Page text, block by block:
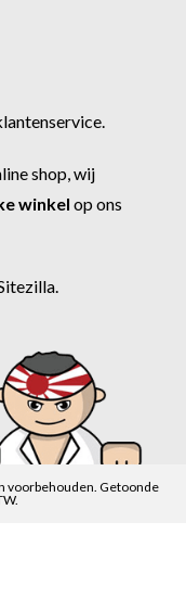
.
shop, wij
winkel op ons
.
voorbehouden. Getoonde